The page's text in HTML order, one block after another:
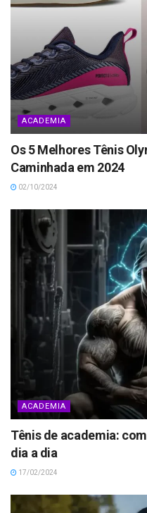
ACADEMIA
Os 5 Melhores Tênis
Caminhada em 2024
02/10/2024
ACADEMIA
Tênis de academia:
dia a dia
17/02/2024